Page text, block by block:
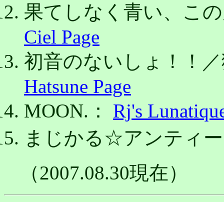
果てしなく青い、こ
Ciel Page
初音のないしょ！！
Hatsune Page
MOON.： Rj's
まじかる☆アンティ
（2007.08.30現在）